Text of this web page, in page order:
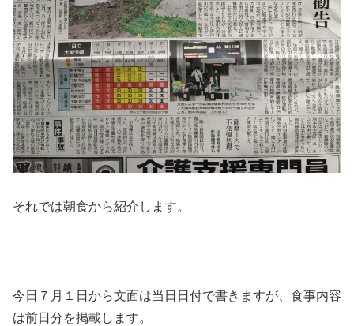
それでは朝食から紹介します。
今日７月１日から文面は当日日付で書きますが、食事内容
は前日分を掲載します。